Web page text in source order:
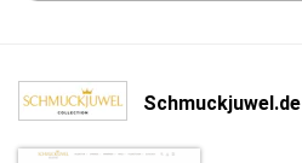
Schmuckjuwel.de